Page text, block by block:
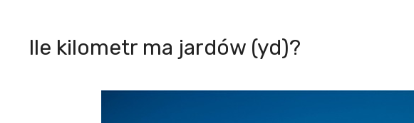
Ile kilometr ma jardów (yd)?